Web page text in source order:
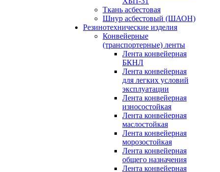
Ткань асбестовая
Шнур асбестовый (ШАОН)
Резинотехнические изделия
Конвейерные
(транспортерные) ленты
Лента конвейерная
БКНЛ
Лента конвейерная
для легких условий
эксплуатации
Лента конвейерная
износостойкая
Лента конвейерная
маслостойкая
Лента конвейерная
морозостойкая
Лента конвейерная
общего назначения
Лента конвейерная